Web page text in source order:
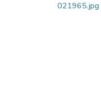
021965.jpg